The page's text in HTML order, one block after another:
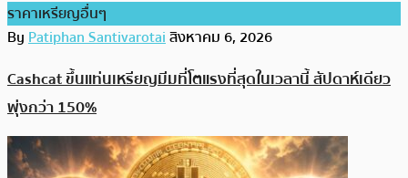
ราคาเหรียญอื่นๆ
ByPatiphan Santivarotaiสิงหาคม 6, 2026
Cashcat ขึ้นแท่นเหรียญมีมที่โตแรงที่สุดในเวลานี้ สัปดาห์เดียว
พุ่งกว่า 150%